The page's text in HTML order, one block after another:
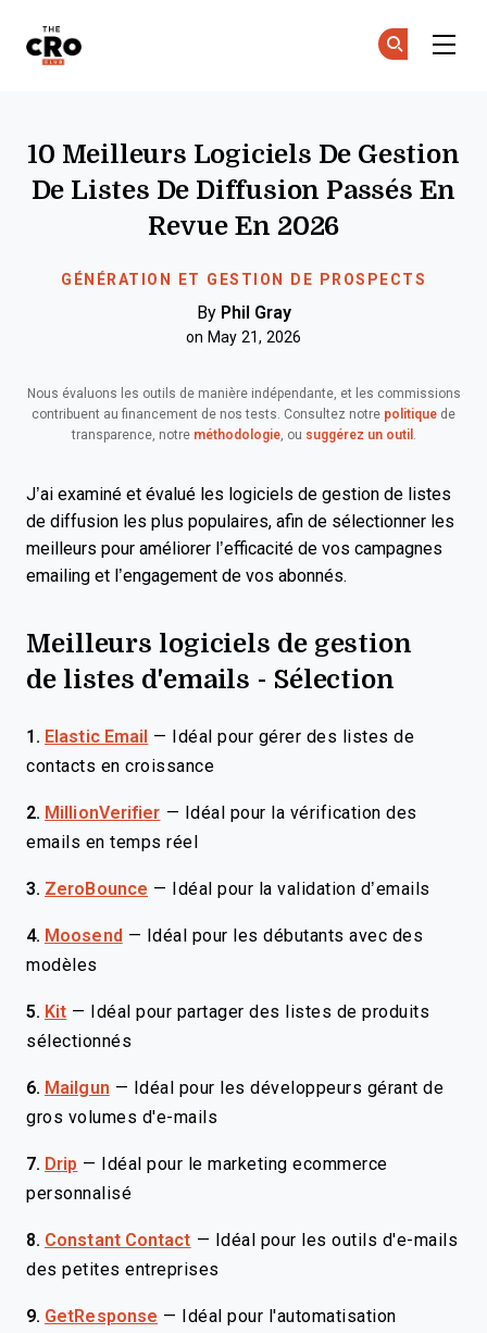
GÉNÉRATION ET GESTION DE PROSPECTS
10 Meilleurs Logiciels De Gestion
De Listes De Diffusion Passés En
Revue En 2026
By Phil Gray
on May 21, 2026
Nous évaluons les outils de manière indépendante, et les commissions
contribuent au financement de nos tests. Consultez notre politique de
transparence, notre méthodologie, ou suggérez un outil .
J’ai examiné et évalué les logiciels de gestion de listes
de diffusion les plus populaires, afin de sélectionner les
meilleurs pour améliorer l’efficacité de vos campagnes
emailing et l’engagement de vos abonnés.
Meilleurs logiciels de gestion
de listes d'emails - Sélection
1. Elastic Email —
Idéal pour gérer des listes de
contacts en croissance
2. MillionVerifier —
Idéal pour la vérification des
emails en temps réel
3. ZeroBounce — Idéal pour la validation d’emails
4. Moosend —
Idéal pour les débutants avec des
modèles
5. Kit —
Idéal pour partager des listes de produits
sélectionnés
6. Mailgun —
Idéal pour les développeurs gérant de
gros volumes d'e-mails
7. Drip —
Idéal pour le marketing ecommerce
personnalisé
8. Constant Contact —
Idéal pour les outils d'e-mails
des petites entreprises
9. GetResponse —
Idéal pour l'automatisation